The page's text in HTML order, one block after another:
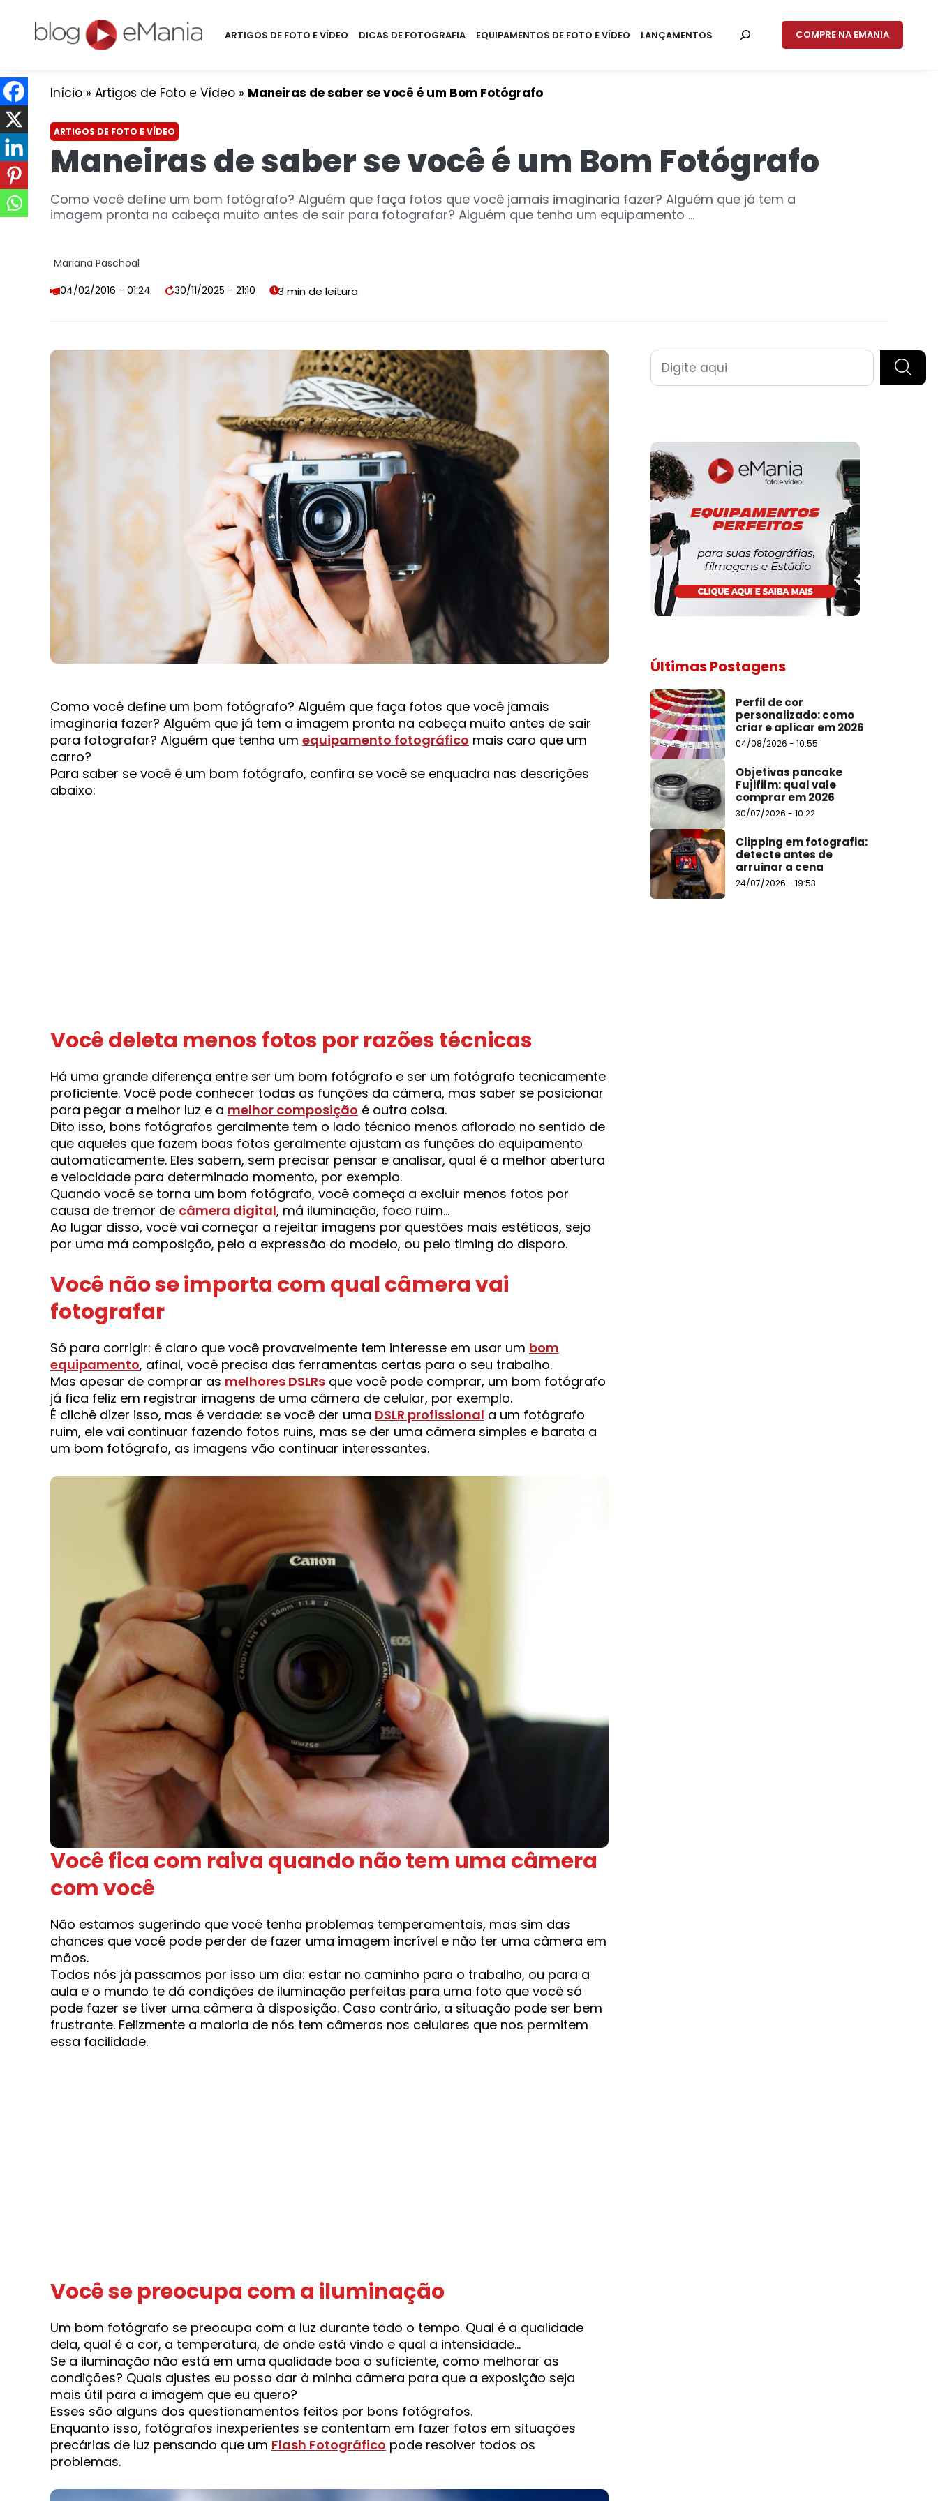
ARTIGOS DE FOTO E VÍDEO DICAS DE FOTOGRAFIA EQUIPAMENTOS DE FOTO E VÍDEO LANÇAMENTOS COMPRE NA EMANIA
Início » Artigos de Foto e Vídeo » Maneiras de saber se você é um Bom Fotógrafo
ARTIGOS DE FOTO E VÍDEO
Maneiras de saber se você é um Bom Fotógrafo
Como você define um bom fotógrafo? Alguém que faça fotos que você jamais imaginaria fazer? Alguém que já tem a
imagem pronta na cabeça muito antes de sair para fotografar? Alguém que tenha um equipamento ...
Mariana Paschoal
04/02/2016 - 01:24
30/11/2025 - 21:10
Como você define um bom fotógrafo? Alguém que faça fotos que você jamais
imaginaria fazer? Alguém que já tem a imagem pronta na cabeça muito antes de sair
para fotografar? Alguém que tenha um equipamento fotográfico mais caro que um
carro?
Para saber se você é um bom fotógrafo, confira se você se enquadra nas descrições
abaixo:
Você deleta menos fotos por razões técnicas
Há uma grande diferença entre ser um bom fotógrafo e ser um fotógrafo tecnicamente
proficiente. Você pode conhecer todas as funções da câmera, mas saber se posicionar
para pegar a melhor luz e a melhor composição é outra coisa.
Dito isso, bons fotógrafos geralmente tem o lado técnico menos aflorado no sentido de
que aqueles que fazem boas fotos geralmente ajustam as funções do equipamento
automaticamente. Eles sabem, sem precisar pensar e analisar, qual é a melhor abertura
e velocidade para determinado momento, por exemplo.
Quando você se torna um bom fotógrafo, você começa a excluir menos fotos por
causa de tremor de câmera digital, má iluminação, foco ruim…
Ao lugar disso, você vai começar a rejeitar imagens por questões mais estéticas, seja
por uma má composição, pela a expressão do modelo, ou pelo timing do disparo.
Você não se importa com qual câmera vai
fotografar
Só para corrigir: é claro que você provavelmente tem interesse em usar um bom
equipamento, afinal, você precisa das ferramentas certas para o seu trabalho.
Mas apesar de comprar as melhores DSLRs que você pode comprar, um bom fotógrafo
já fica feliz em registrar imagens de uma câmera de celular, por exemplo.
É clichê dizer isso, mas é verdade: se você der uma DSLR profissional a um fotógrafo
ruim, ele vai continuar fazendo fotos ruins, mas se der uma câmera simples e barata a
um bom fotógrafo, as imagens vão continuar interessantes.
Você fica com raiva quando não tem uma câmera
com você
Não estamos sugerindo que você tenha problemas temperamentais, mas sim das
chances que você pode perder de fazer uma imagem incrível e não ter uma câmera em
mãos.
Todos nós já passamos por isso um dia: estar no caminho para o trabalho, ou para a
aula e o mundo te dá condições de iluminação perfeitas para uma foto que você só
pode fazer se tiver uma câmera à disposição. Caso contrário, a situação pode ser bem
frustrante. Felizmente a maioria de nós tem câmeras nos celulares que nos permitem
essa facilidade.
Você se preocupa com a iluminação
Um bom fotógrafo se preocupa com a luz durante todo o tempo. Qual é a qualidade
dela, qual é a cor, a temperatura, de onde está vindo e qual a intensidade…
Se a iluminação não está em uma qualidade boa o suficiente, como melhorar as
condições? Quais ajustes eu posso dar à minha câmera para que a exposição seja
mais útil para a imagem que eu quero?
Esses são alguns dos questionamentos feitos por bons fotógrafos.
Enquanto isso, fotógrafos inexperientes se contentam em fazer fotos em situações
precárias de luz pensando que um Flash Fotográfico pode resolver todos os
problemas.
Pesquisar
Últimas Postagens
Perfil de cor
personalizado: como
criar e aplicar em 2026
04/08/2026 - 10:55
Objetivas pancake
Fujifilm: qual vale
comprar em 2026
30/07/2026 - 10:22
Clipping em fotografia:
detecte antes de
arruinar a cena
24/07/2026 - 19:53